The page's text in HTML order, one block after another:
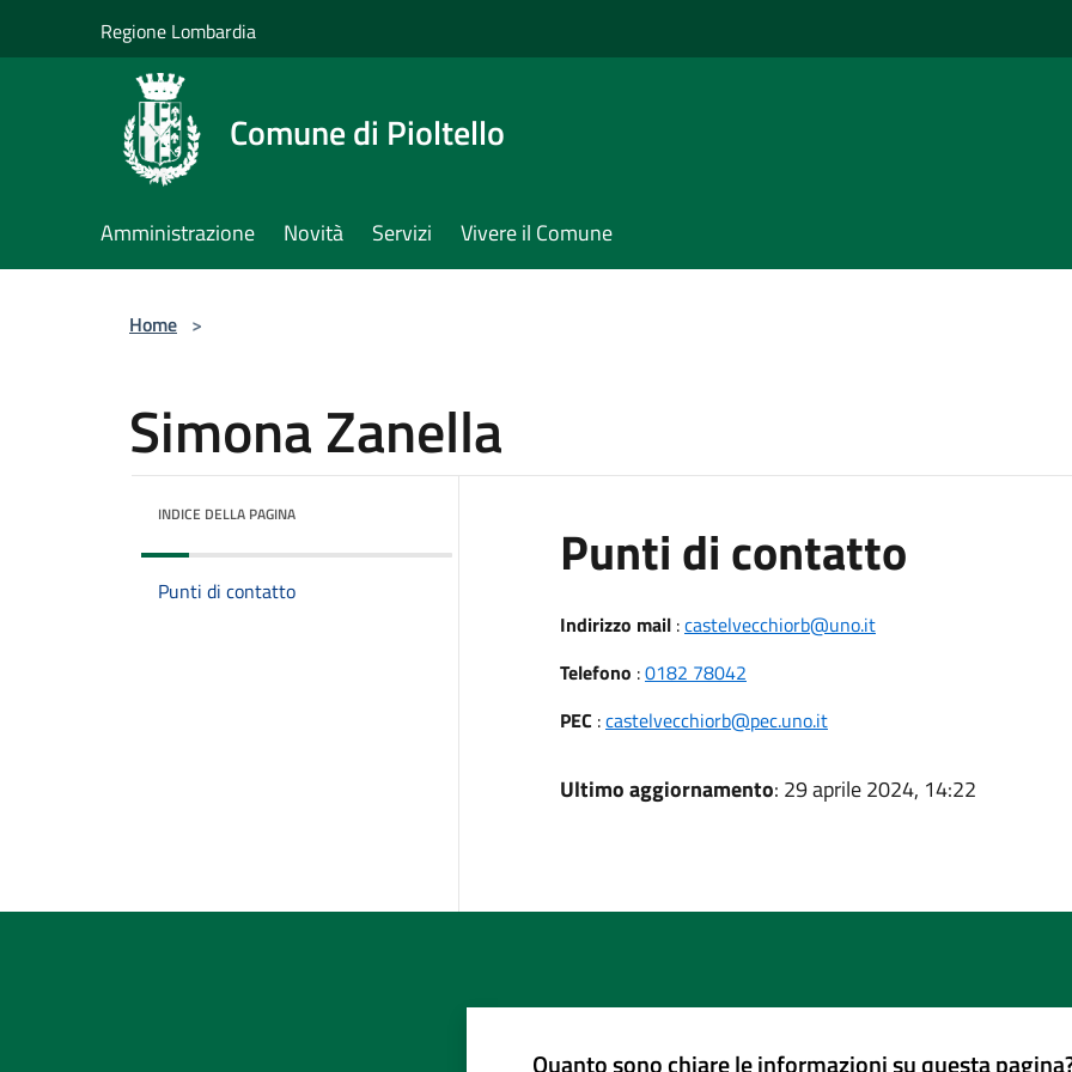
Regione Lombardia
Comune di Pioltello
Amministrazione Novità Servizi Vivere il Comune
Home >
Simona Zanella
INDICE DELLA PAGINA
Punti di contatto
Punti di contatto
Indirizzo mail:castelvecchiorb@uno.it
Telefono :0182 78042
PEC :castelvecchiorb@pec.uno.it
Ultimo aggiornamento: 29 aprile 2024, 14:22
Quanto sono chiare le informazioni su questa